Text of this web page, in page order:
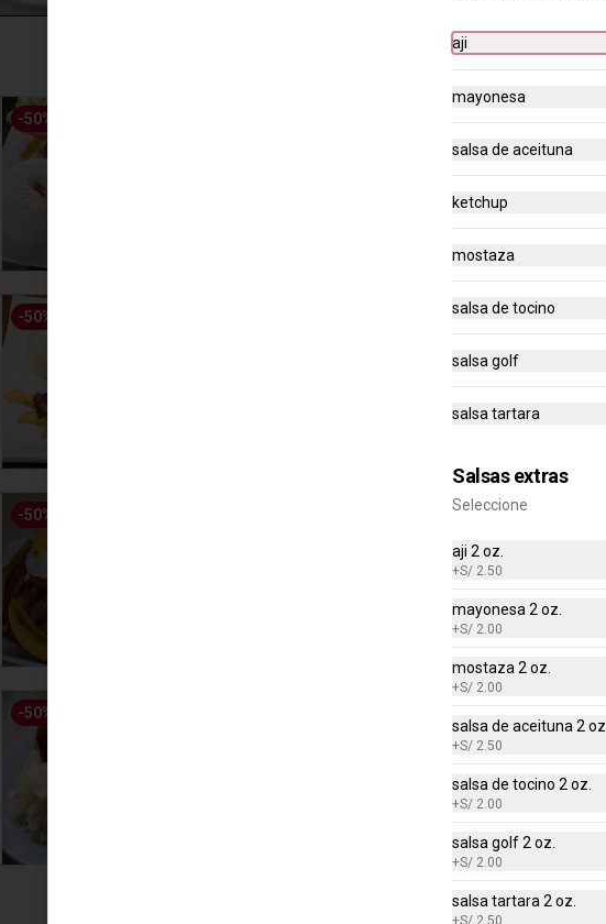
-50% -50%
-50% -50%
-50% -50%
-50%
aji
mayonesa
salsa de aceituna
ketchup
mostaza
salsa de tocino
salsa golf
salsa tartara
Salsas extras
Seleccione
aji 2 oz.
+S/ 2.50
mayonesa 2 oz.
+S/ 2.00
mostaza 2 oz.
+S/ 2.00
salsa de aceituna 2 oz.
+S/ 2.50
salsa de tocino 2 oz.
+S/ 2.00
salsa golf 2 oz.
+S/ 2.00
salsa tartara 2 oz.
+S/ 2.50